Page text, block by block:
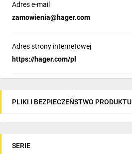
Adres e-mail
zamowienia@hager.com
Adres strony internetowej
https://hager.com/pl
PLIKI I BEZPIECZEŃSTWO PRODUKTU
SERIE